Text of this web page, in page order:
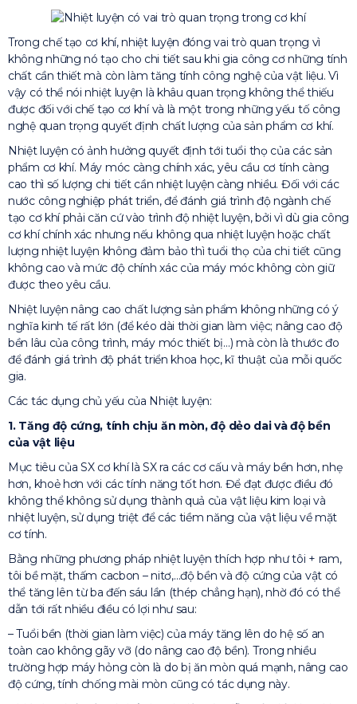
Trong chế tạo cơ khí, nhiệt luyện đóng vai trò quan trọng vì
không những nó tạo cho chi tiết sau khi gia công cơ những tính
chất cần thiết mà còn làm tăng tính công nghệ của vật liệu. Vì
vậy có thể nói nhiệt luyện là khâu quan trọng không thể thiếu
được đối với chế tạo cơ khí và là một trong những yếu tố công
nghệ quan trọng quyết định chất lượng của sản phẩm cơ khí.
Nhiệt luyện có ảnh hưởng quyết định tới tuổi thọ của các sản
phẩm cơ khí. Máy móc càng chính xác, yêu cầu cơ tính càng
cao thì số lượng chi tiết cần nhiệt luyện càng nhiều. Đối với các
nước công nghiệp phát triển, để đánh giá trình độ ngành chế
tạo cơ khí phải căn cứ vào trình độ nhiệt luyện, bởi vì dù gia công
cơ khí chính xác nhưng nếu không qua nhiệt luyện hoặc chất
lượng nhiệt luyện không đảm bảo thì tuổi thọ của chi tiết cũng
không cao và mức độ chính xác của máy móc không còn giữ
được theo yêu cầu.
Nhiệt luyện nâng cao chất lượng sản phẩm không những có ý
nghĩa kinh tế rất lớn (để kéo dài thời gian làm việc; nâng cao độ
bền lâu của công trình, máy móc thiết bị…) mà còn là thước đo
để đánh giá trình độ phát triển khoa học, kĩ thuật của mỗi quốc
gia.
Các tác dụng chủ yếu của Nhiệt luyện:
1. Tăng độ cứng, tính chịu ăn mòn, độ dẻo dai và độ bền
của vật liệu
Mục tiêu của SX cơ khí là SX ra các cơ cấu và máy bền hơn, nhẹ
hơn, khoẻ hơn với các tính năng tốt hơn. Để đạt được điều đó
không thể không sử dụng thành quả của vật liệu kim loại và
nhiệt luyện, sử dụng triệt để các tiềm năng của vật liệu về mặt
cơ tính.
Bằng những phương pháp nhiệt luyện thích hợp như tôi + ram,
tôi bề mặt, thấm cacbon – nitơ,…độ bền và độ cứng của vật có
thể tăng lên từ ba đến sáu lần (thép chẳng hạn), nhờ đó có thể
dẫn tới rất nhiều điều có lợi như sau:
– Tuổi bền (thời gian làm việc) của máy tăng lên do hệ số an
toàn cao không gãy vỡ (do nâng cao độ bền). Trong nhiều
trường hợp máy hỏng còn là do bị ăn mòn quá mạnh, nâng cao
độ cứng, tính chống mài mòn cũng có tác dụng này.